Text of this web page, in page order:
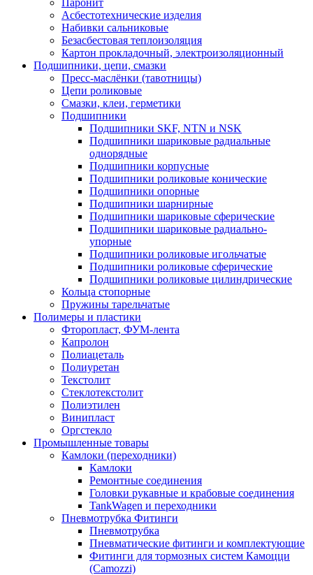
Паронит
Асбестотехнические изделия
Набивки сальниковые
Безасбестовая теплоизоляция
Картон прокладочный, электроизоляционный
Подшипники, цепи, смазки
Пресс-маслёнки (тавотницы)
Цепи роликовые
Смазки, клеи, герметики
Подшипники
Подшипники SKF, NTN и NSK
Подшипники шариковые радиальные
однорядные
Подшипники корпусные
Подшипники роликовые конические
Подшипники опорные
Подшипники шарнирные
Подшипники шариковые сферические
Подшипники шариковые радиально-
упорные
Подшипники роликовые игольчатые
Подшипники роликовые сферические
Подшипники роликовые цилиндрические
Кольца стопорные
Пружины тарельчатые
Полимеры и пластики
Фторопласт, ФУМ-лента
Капролон
Полиацеталь
Полиуретан
Текстолит
Стеклотекстолит
Полиэтилен
Винипласт
Оргстекло
Промышленные товары
Камлоки (переходники)
Камлоки
Ремонтные соединения
Головки рукавные и крабовые соединения
TankWagen и переходники
Пневмотрубка Фитинги
Пневмотрубка
Пневматические фитинги и комплектующие
Фитинги для тормозных систем Камоцци
(Camozzi)